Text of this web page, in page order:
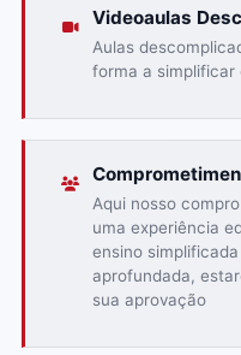
Videoaulas
Aulas
forma a simplificar
Aqui nosso
uma experiência
ensino
aprofundada,
sua aprovação